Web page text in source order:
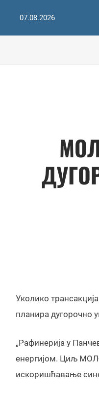
07.08.2026
Уколико
планира дугорочно
„Рафинерија у
енергијом. Циљ МОЛ-
искоришћавање